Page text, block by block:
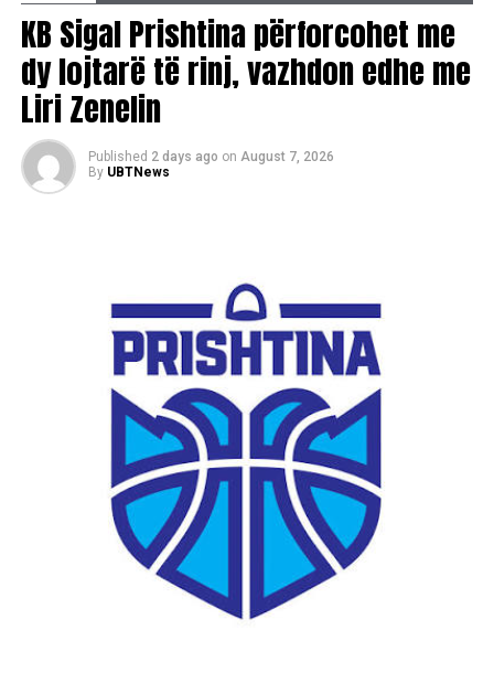
KB Vëllaznimi ka bërë të ditur se kjo strukturë e re është
pjesë e vizionit të klubit për forcimin e organizimit, rritjen e
profesionalizmit dhe vazhdimin e punës për zhvillimin
institucional dhe sportiv.
“Klubi i uron suksese drejtuesve të rinj dhe i falënderon
Për Vëllaznimin. Për Gjakovën.
KB Sigal Prishtina përforcohet me
dy lojtarë të rinj, vazhdon edhe me
Liri Zenelin
Published 2 days ago on August 7, 2026
By UBTNews